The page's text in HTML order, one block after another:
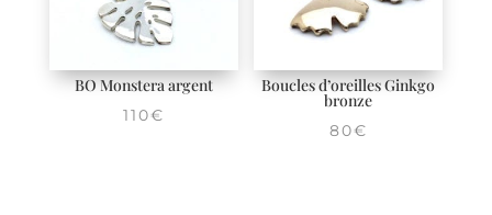
BO Monstera argent
110€
Boucles d’oreilles Ginkgo
bronze
80€